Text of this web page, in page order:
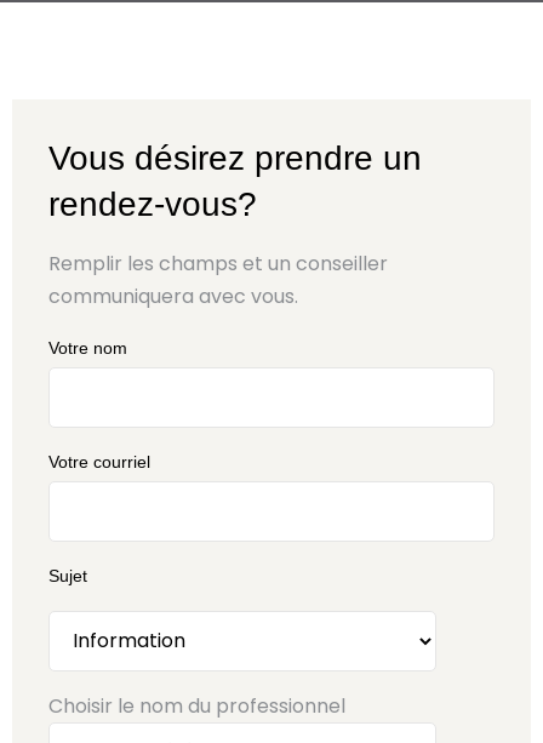
Vous désirez prendre un
rendez-vous?
Remplir les champs et un conseiller
communiquera avec vous.
Votre nom
Votre courriel
Sujet
Choisir le nom du professionnel